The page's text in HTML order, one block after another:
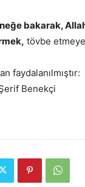
bakarak,
tövbe
faydalanılmıştır:
Benekçi